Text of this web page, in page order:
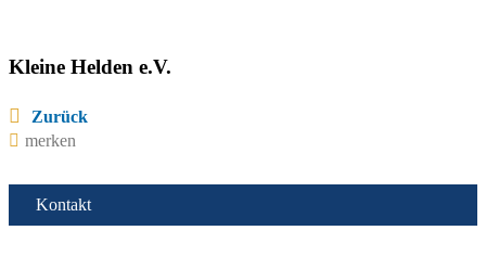
Kleine Helden e.V.
Zurück
merken
Kontakt